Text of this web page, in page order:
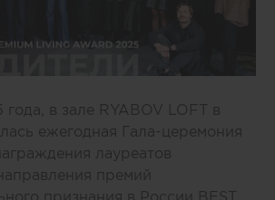
в зале RYABOV LOFT в
ежегодная Гала-церемония
лауреатов
премий
признания в России BEST